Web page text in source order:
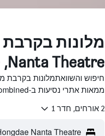
Nanta Theatre, סיאול
ממאות אתרי נסיעות ב-HotelsCombined.
2 אורחים, חדר 1